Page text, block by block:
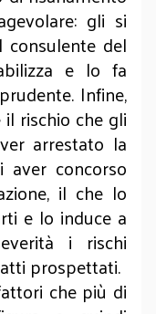
gli si
del
e lo fa
Infine,
rischio che gli
arrestato la
concorso
il che lo
e lo induce a
i rischi
prospettati.
che più di